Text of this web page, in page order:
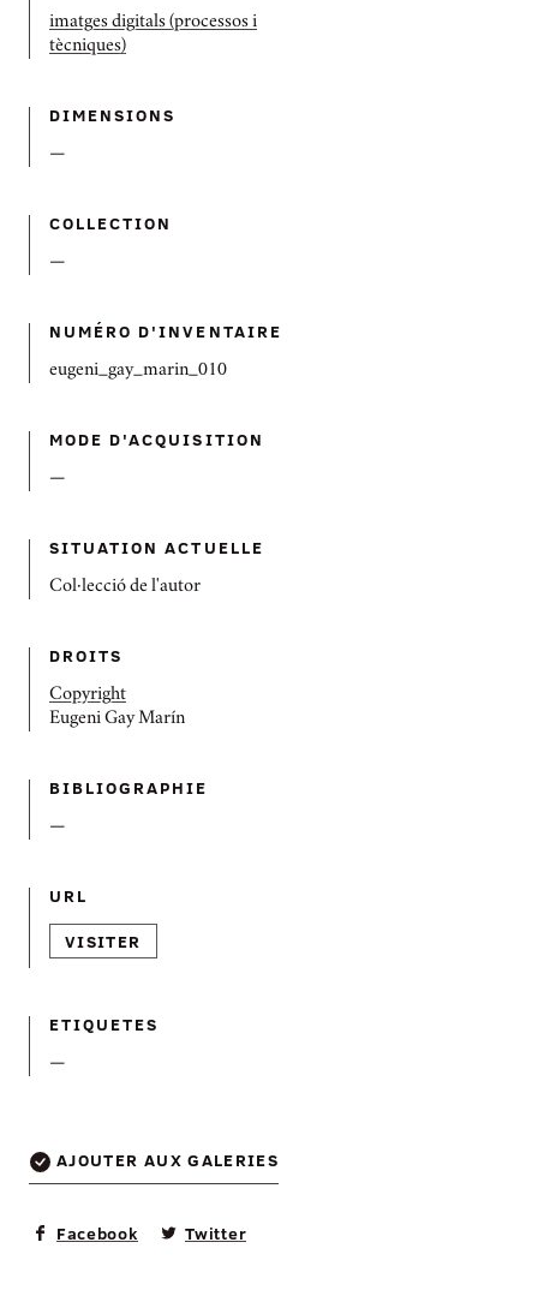
imatges digitals (processos i
tècniques)
DIMENSIONS
—
COLLECTION
—
NUMÉRO D'INVENTAIRE
eugeni_gay_marin_010
MODE D'ACQUISITION
—
SITUATION ACTUELLE
Col·lecció de l'autor
DROITS
Copyright
Eugeni Gay Marín
BIBLIOGRAPHIE
—
URL
VISITER
ETIQUETES
—
AJOUTER AUX GALERIES
Facebook Twitter